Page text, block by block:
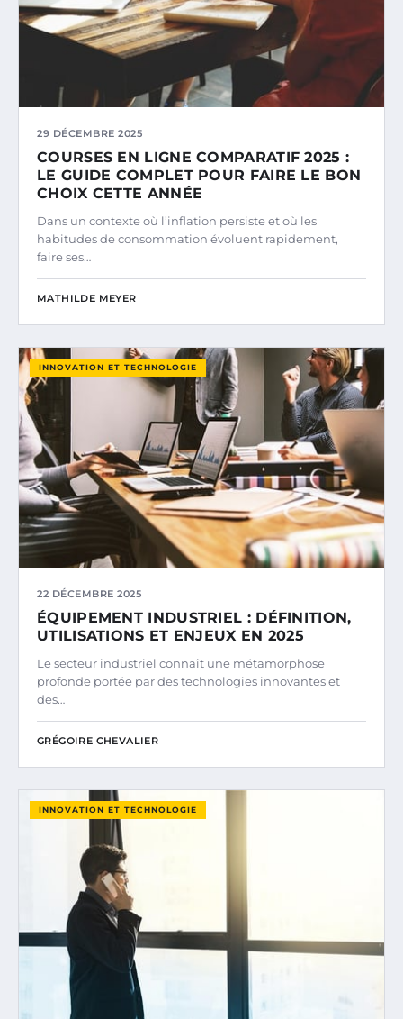
29 DÉCEMBRE 2025
COURSES EN LIGNE COMPARATIF 2025 :
LE GUIDE COMPLET POUR FAIRE LE BON
CHOIX CETTE ANNÉE
Dans un contexte où l’inflation persiste et où les
habitudes de consommation évoluent rapidement,
faire ses…
MATHILDE MEYER
INNOVATION ET TECHNOLOGIE
22 DÉCEMBRE 2025
ÉQUIPEMENT INDUSTRIEL : DÉFINITION,
UTILISATIONS ET ENJEUX EN 2025
Le secteur industriel connaît une métamorphose
profonde portée par des technologies innovantes et
des…
GRÉGOIRE CHEVALIER
INNOVATION ET TECHNOLOGIE